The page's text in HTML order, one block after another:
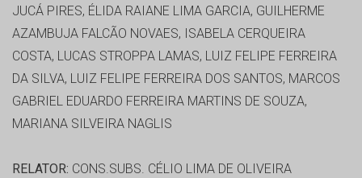
JUCÁ PIRES, ÉLIDA RAIANE LIMA GARCIA, GUILHERME
AZAMBUJA FALCÃO NOVAES, ISABELA CERQUEIRA
COSTA, LUCAS STROPPA LAMAS, LUIZ FELIPE FERREIRA
DA SILVA, LUIZ FELIPE FERREIRA DOS SANTOS, MARCOS
GABRIEL EDUARDO FERREIRA MARTINS DE SOUZA,
MARIANA SILVEIRA NAGLIS
RELATOR: CONS.SUBS. CÉLIO LIMA DE OLIVEIRA